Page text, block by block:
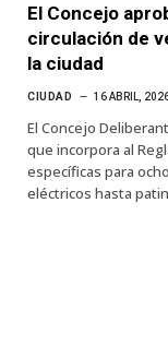
El Concejo
circulación de
la ciudad
CIUDAD 16 ABRIL,
El Concejo
que incorpora al
específicas para
eléctricos hasta